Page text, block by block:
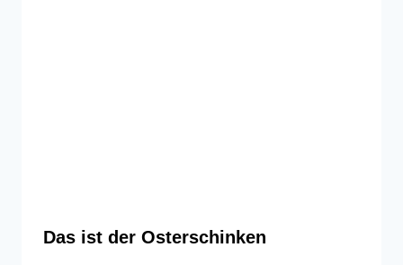
Das ist der Osterschinken